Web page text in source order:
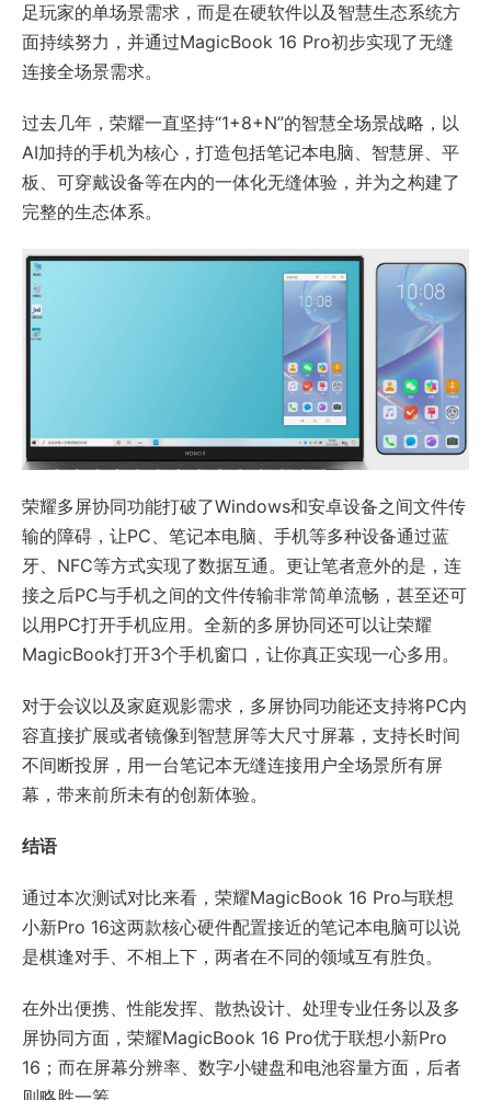
足玩家的单场景需求，而是在硬软件以及智慧生态系统方
面持续努力，并通过MagicBook 16 Pro初步实现了无缝
连接全场景需求。
过去几年，荣耀一直坚持“1+8+N”的智慧全场景战略，以
AI加持的手机为核心，打造包括笔记本电脑、智慧屏、平
板、可穿戴设备等在内的一体化无缝体验，并为之构建了
完整的生态体系。
荣耀多屏协同功能打破了Windows和安卓设备之间文件传
输的障碍，让PC、笔记本电脑、手机等多种设备通过蓝
牙、NFC等方式实现了数据互通。更让笔者意外的是，连
接之后PC与手机之间的文件传输非常简单流畅，甚至还可
以用PC打开手机应用。全新的多屏协同还可以让荣耀
MagicBook打开3个手机窗口，让你真正实现一心多用。
对于会议以及家庭观影需求，多屏协同功能还支持将PC内
容直接扩展或者镜像到智慧屏等大尺寸屏幕，支持长时间
不间断投屏，用一台笔记本无缝连接用户全场景所有屏
幕，带来前所未有的创新体验。
结语
通过本次测试对比来看，荣耀MagicBook 16 Pro与联想
小新Pro 16这两款核心硬件配置接近的笔记本电脑可以说
是棋逢对手、不相上下，两者在不同的领域互有胜负。
在外出便携、性能发挥、散热设计、处理专业任务以及多
屏协同方面，荣耀MagicBook 16 Pro优于联想小新Pro
16；而在屏幕分辨率、数字小键盘和电池容量方面，后者